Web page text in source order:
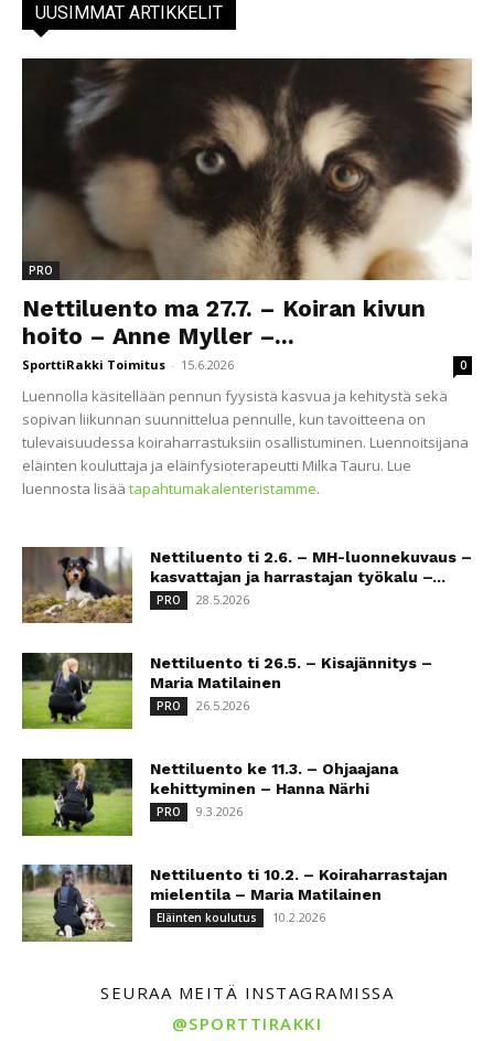
UUSIMMAT ARTIKKELIT
PRO
Nettiluento ma 27.7. – Koiran kivun
hoito – Anne Myller –...
SporttiRakki Toimitus - 15.6.2026 0
Luennolla käsitellään pennun fyysistä kasvua ja kehitystä sekä
sopivan liikunnan suunnittelua pennulle, kun tavoitteena on
tulevaisuudessa koiraharrastuksiin osallistuminen. Luennoitsijana
eläinten kouluttaja ja eläinfysioterapeutti Milka Tauru. Lue
luennosta lisää tapahtumakalenteristamme.
Nettiluento ti 2.6. – MH-luonnekuvaus –
kasvattajan ja harrastajan työkalu –...
PRO 28.5.2026
Nettiluento ti 26.5. – Kisajännitys –
Maria Matilainen
PRO 26.5.2026
Nettiluento ke 11.3. – Ohjaajana
kehittyminen – Hanna Närhi
PRO 9.3.2026
Nettiluento ti 10.2. – Koiraharrastajan
mielentila – Maria Matilainen
Eläinten koulutus 10.2.2026
SEURAA MEITÄ INSTAGRAMISSA
@SPORTTIRAKKI